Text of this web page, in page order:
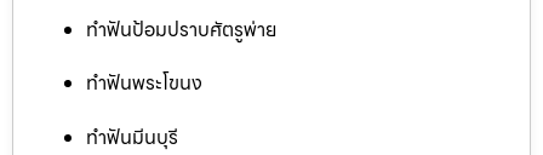
ทำฟันป้อมปราบศัตรูพ่าย
ทำฟันพระโขนง
ทำฟันมีนบุรี